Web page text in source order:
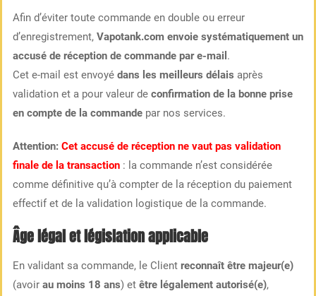
Afin d’éviter toute commande en double ou erreur
d’enregistrement, Vapotank.com envoie systématiquement un
accusé de réception de commande par e-mail .
Cet e-mail est envoyé dans les meilleurs délais après
validation et a pour valeur de confirmation de la bonne prise
en compte de la commandepar nos services.
Attention: Cet accusé de réception ne vaut pas validation
finale de la transaction: la commande n’est considérée
comme définitive qu’à compter de la réception du paiement
effectif et de la validation logistique de la commande.
Âge légal et législation applicable
En validant sa commande, le Client reconnaît être majeur(e)
(avoir au moins 18 ans) et être légalement autorisé(e),